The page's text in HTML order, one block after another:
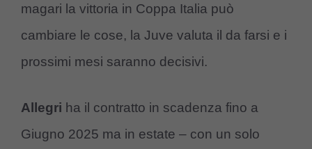
magari la vittoria in Coppa Italia può
cambiare le cose, la Juve valuta il da farsi e i
prossimi mesi saranno decisivi.
Allegri ha il contratto in scadenza fino a
Giugno 2025 ma in estate – con un solo